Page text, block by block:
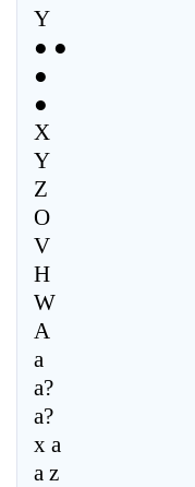
Y
● ●
●
●
X
Y
Z
O
V
H
W
A
a
a?
a?
x a
a z